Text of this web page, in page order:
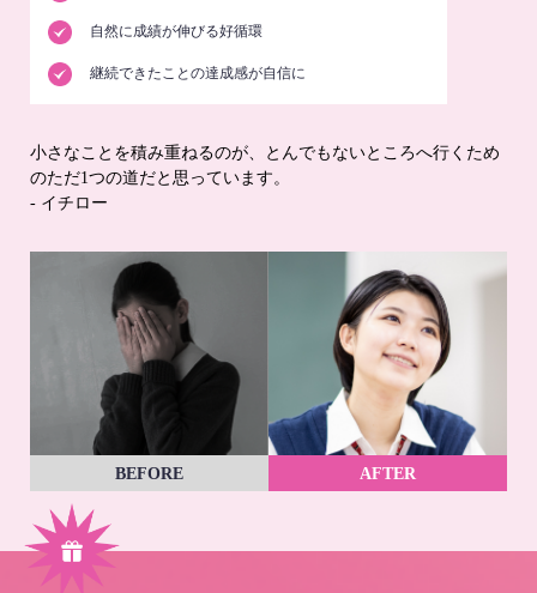
自然に成績が伸びる好循環
継続できたことの達成感が自信に
小さなことを積み重ねるのが、とんでもないところへ行くため
のただ1つの道だと思っています。
- イチロー
BEFORE AFTER